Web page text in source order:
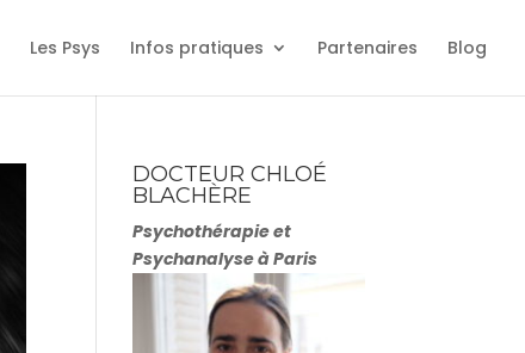
Les Psys Infos pratiques Partenaires Blog
DOCTEUR CHLOÉ
BLACHÈRE
Psychothérapie et
Psychanalyse à Paris